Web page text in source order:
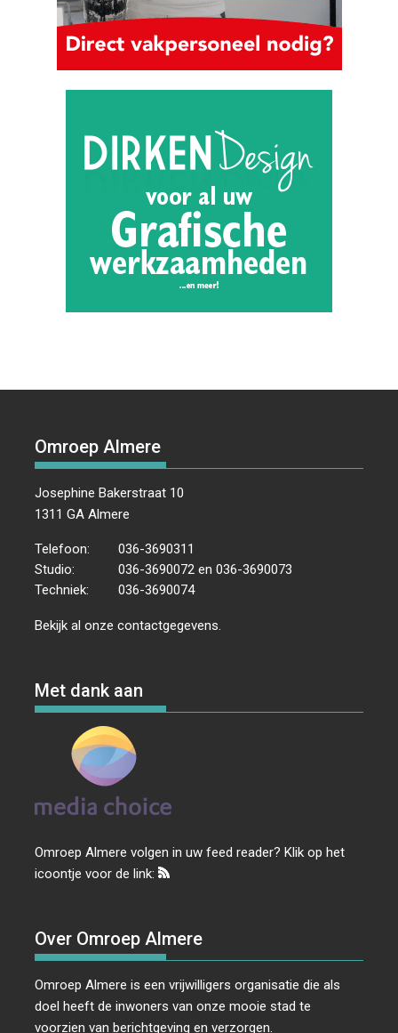
Omroep Almere
Josephine Bakerstraat 10
1311 GA Almere
Telefoon:
036-3690311
Studio:
036-3690072 en 036-3690073
Techniek:
036-3690074
Bekijk al onzecontactgegevens
Met dank aan
Omroep Almere volgen in uw feed reader? Klik op het
icoontje voor de link:
Over Omroep Almere
Omroep Almere is een vrijwilligers organisatie die als
doel heeft de inwoners van onze mooie stad te
voorzien van berichtgeving en verzorgen.